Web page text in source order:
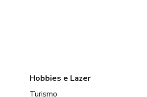
Hobbies e Lazer
Turismo